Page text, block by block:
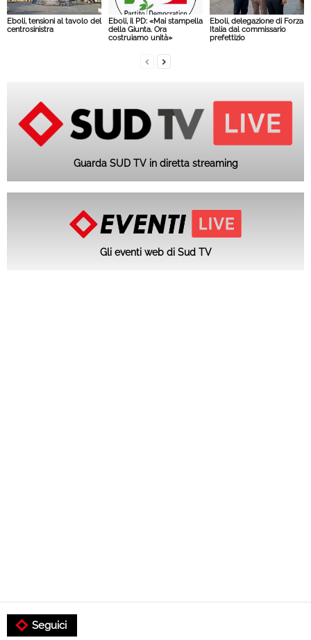
Eboli, tensioni al tavolo del
centrosinistra
Eboli, il PD: «Mai stampella
della Giunta. Ora
costruiamo unità»
Eboli, delegazione di Forza
Italia dal commissario
prefettizio
Guarda SUD TV in diretta streaming
Gli eventi web di Sud TV
Seguici